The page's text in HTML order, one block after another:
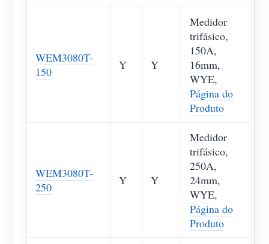
WEM3080T-
150
Y Y
Medidor
trifásico,
150A,
16mm,
WYE,
Página do
Produto
WEM3080T-
250
Y Y
Medidor
trifásico,
250A,
24mm,
WYE,
Página do
Produto